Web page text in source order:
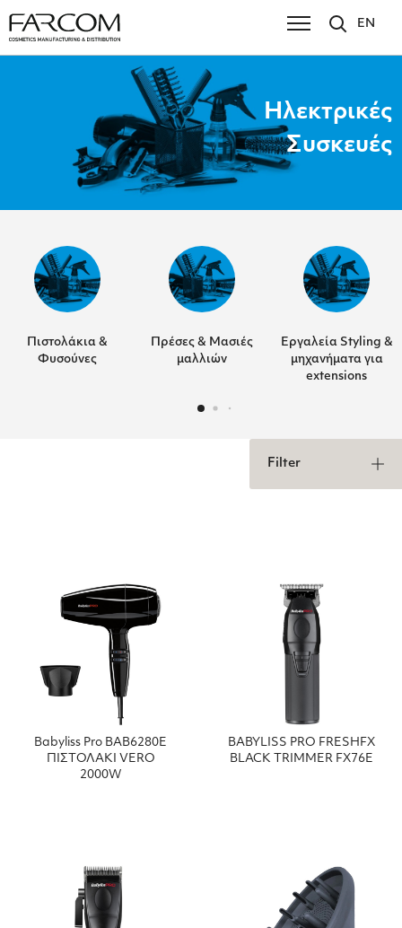
EN
Ηλεκτρικές
Συσκευές
Πιστολάκια &
Φυσούνες
Πρέσες & Μασιές
μαλλιών
Εργαλεία Styling &
μηχανήματα για
extensions
Filter
Babyliss Pro BAB6280Ε
ΠΙΣΤΟΛΑΚΙ VERO
2000W
BABYLISS PRO FRESHFX
BLACK TRIMMER FX76E